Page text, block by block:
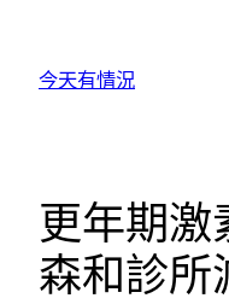
今天有情況
更年期激
森和診所